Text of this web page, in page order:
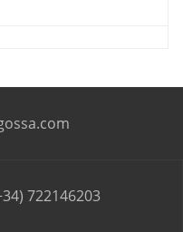
722146203